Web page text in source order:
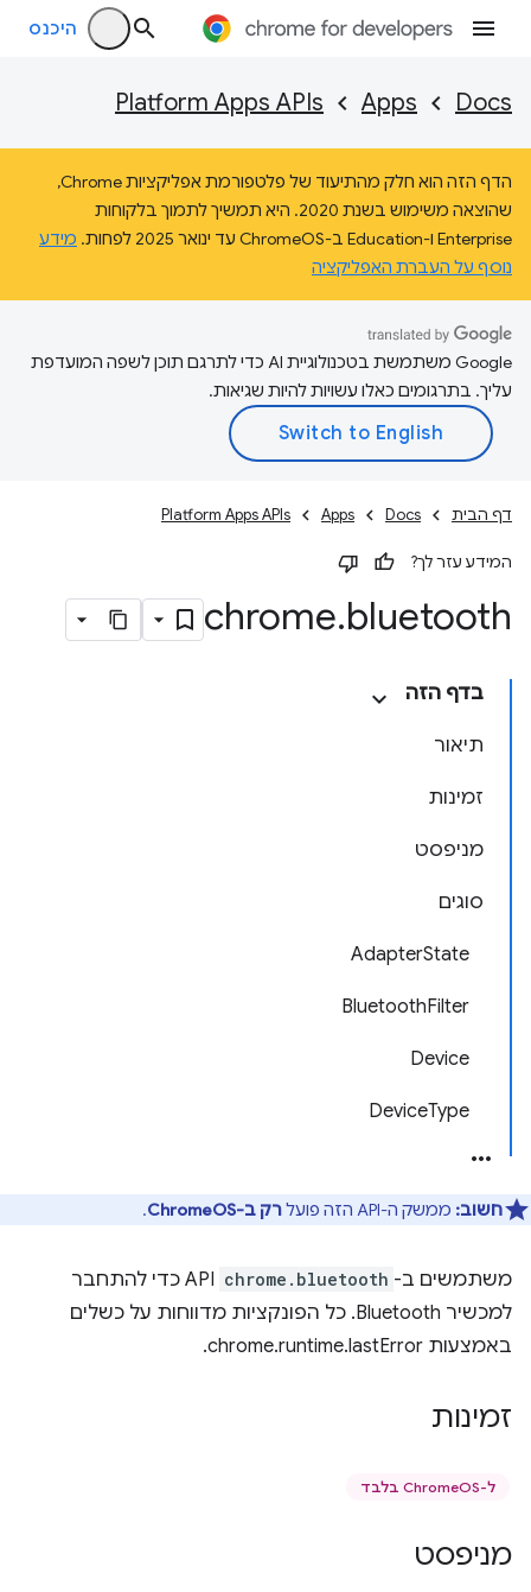
היכנס
Docs
Apps
Platform Apps APIs
הדף הזה הוא חלק מהתיעוד של פלטפורמת אפליקציות Chrome,
שהוצאה משימוש בשנת 2020. היא תמשיך לתמוך בלקוחות
Enterprise ו-Education ב-ChromeOS עד ינואר 2025 לפחות.
מידע
נוסף על העברת האפליקציה
‫Google משתמשת בטכנולוגיית AI כדי לתרגם תוכן לשפה המועדפת
עליך. בתרגומים כאלו עשויות להיות שגיאות.
דף הבית Docs
Apps
Platform Apps APIs
המידע עזר לך?
chrome.bluetooth
בדף הזה
תיאור
זמינות
מניפסט
סוגים
AdapterState
BluetoothFilter
Device
DeviceType
חשוב: ממשק ה-API הזה פועל רק ב-ChromeOS .
משתמשים ב- chrome.bluetooth
API כדי להתחבר
למכשיר Bluetooth. כל הפונקציות מדווחות על כשלים
באמצעות chrome.runtime.lastError.
זמינות
ל-ChromeOS בלבד
מניפסט